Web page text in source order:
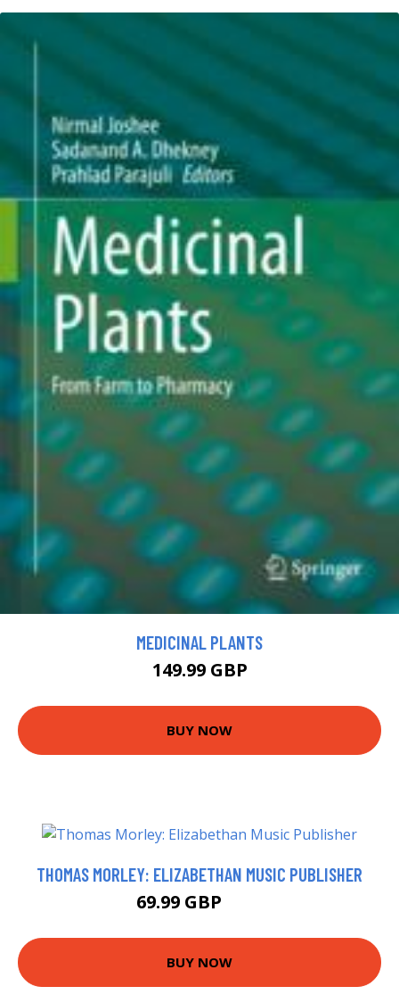
MEDICINAL PLANTS
149.99 GBP
BUY NOW
THOMAS MORLEY: ELIZABETHAN MUSIC PUBLISHER
69.99 GBP
BUY NOW